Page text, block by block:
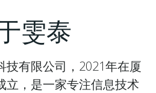
雯泰
有限公司，2021年在厦
立，是一家专注信息技术